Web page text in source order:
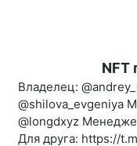
NFT
Владелец:
@shilova_evgeniya
@longdxyz
Для друга: https://